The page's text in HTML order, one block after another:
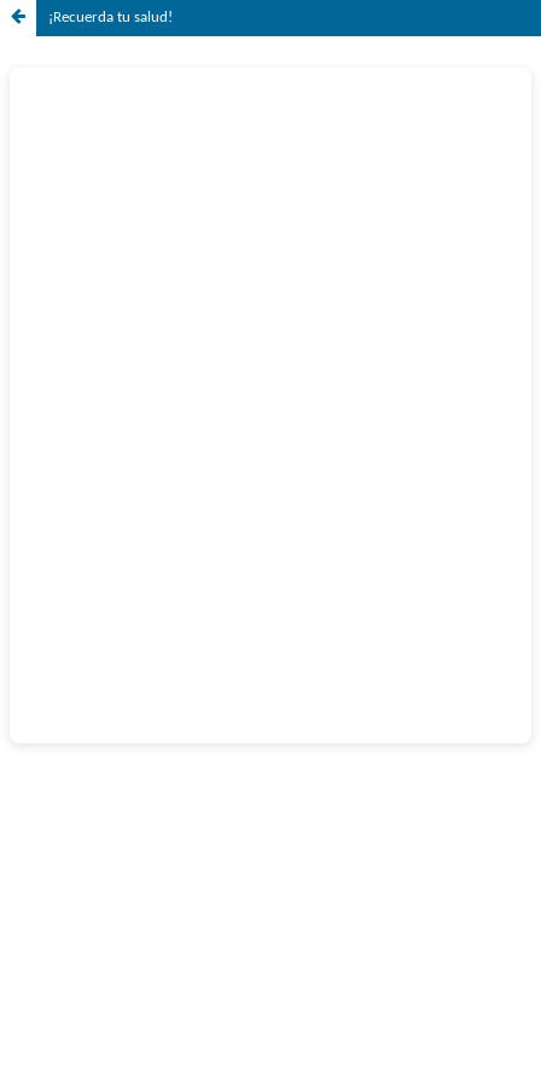
¡Recuerda tu salud!